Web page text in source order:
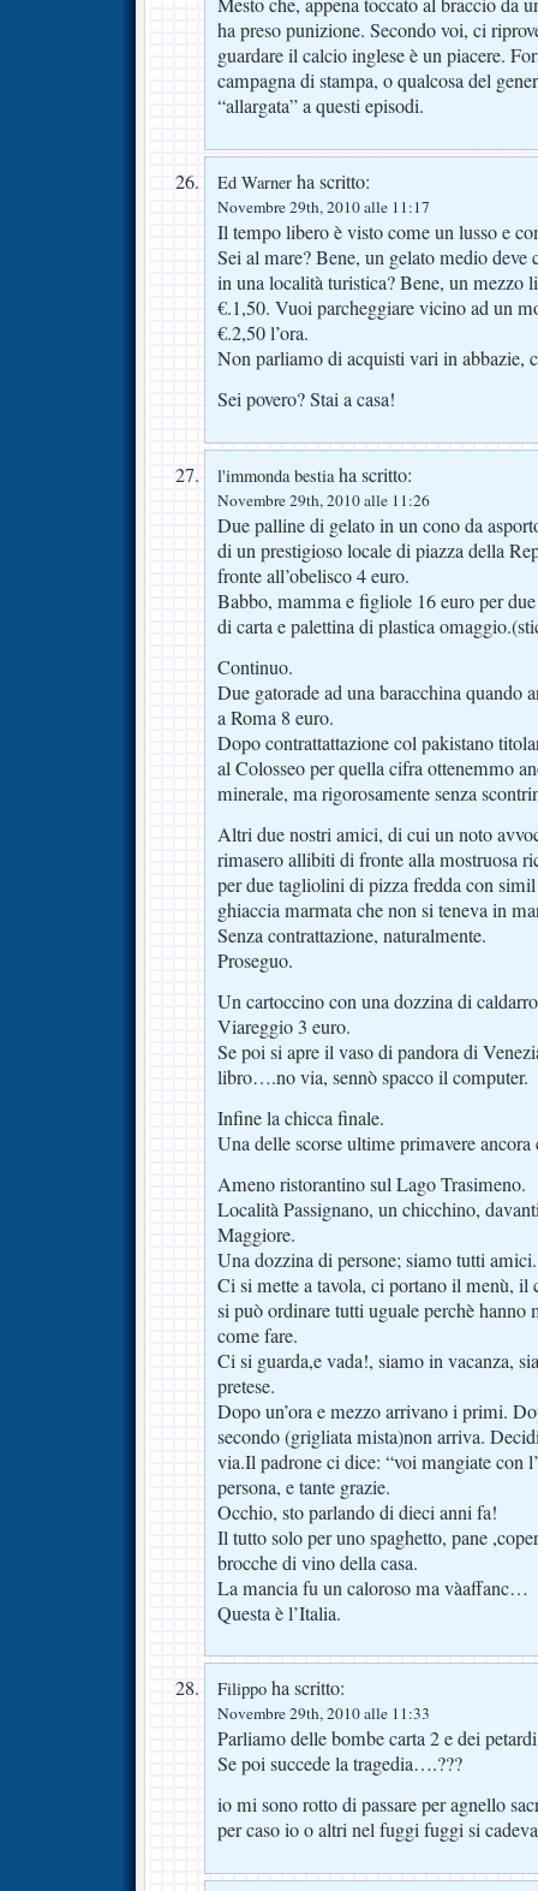
ha preso punizione. Secondo voi, ci
guardare il calcio inglese è un piacere.
campagna di stampa, o qualcosa del
“allargata” a questi episodi.
Ed Warner ha scritto:
Novembre 29th, 2010 alle 11:17
Il tempo libero è visto come un lusso e
Sei al mare? Bene, un gelato medio deve
in una località turistica? Bene, un mezzo
€.1,50. Vuoi parcheggiare vicino ad un
€.2,50 l’ora.
Non parliamo di acquisti vari in abbazie,
Sei povero? Stai a casa!
l'immonda bestiaha scritto:
Novembre 29th, 2010 alle 11:26
Due palline di gelato in un cono da
di un prestigioso locale di piazza della
fronte all’obelisco 4 euro.
Babbo, mamma e figliole 16 euro per
di carta e palettina di plastica
Continuo.
Due gatorade ad una baracchina quando
a Roma 8 euro.
Dopo contrattattazione col pakistano
al Colosseo per quella cifra ottenemmo
minerale, ma rigorosamente senza
Altri due nostri amici, di cui un noto
rimasero allibiti di fronte alla mostruosa
per due tagliolini di pizza fredda con
ghiaccia marmata che non si teneva in
Senza contrattazione, naturalmente.
Proseguo.
Un cartoccino con una dozzina di
Viareggio 3 euro.
Se poi si apre il vaso di pandora di
libro….no via, sennò spacco il computer.
Infine la chicca finale.
Una delle scorse ultime primavere
Ameno ristorantino sul Lago Trasimeno.
Località Passignano, un chicchino,
Maggiore.
Una dozzina di persone; siamo tutti amici.
Ci si mette a tavola, ci portano il menù, il
si può ordinare tutti uguale perchè hanno
come fare.
Ci si guarda,e vada!, siamo in vacanza,
pretese.
Dopo un’ora e mezzo arrivano i primi.
secondo (grigliata mista)non arriva.
via.Il padrone ci dice: “voi mangiate con
persona, e tante grazie.
Occhio, sto parlando di dieci anni fa!
Il tutto solo per uno spaghetto, pane
brocche di vino della casa.
La mancia fu un caloroso ma vàaffanc…
Questa è l’Italia.
Filippo ha scritto:
Novembre 29th, 2010 alle 11:33
Parliamo delle bombe carta 2 e dei
Se poi succede la tragedia….???
io mi sono rotto di passare per agnello
per caso io o altri nel fuggi fuggi si